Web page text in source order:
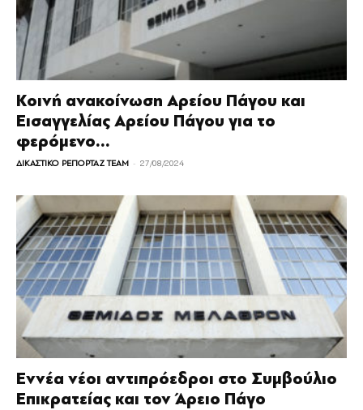
Κοινή ανακοίνωση Αρείου Πάγου και
Εισαγγελίας Αρείου Πάγου για το
φερόμενο...
ΔΙΚΑΣΤΙΚΟ ΡΕΠΟΡΤΑΖ TEAM - 27/08/2024
Εννέα νέοι αντιπρόεδροι στο Συμβούλιο
Επικρατείας και τον Άρειο Πάγο